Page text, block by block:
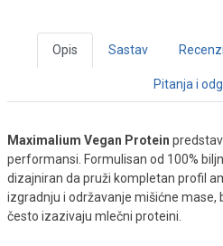
Opis Sastav
Pitanja i
Maximalium Vegan Protein
performansi. Formulisan od 100%
dizajniran da pruži kompletan profil
izgradnju i održavanje mišićne mase,
često izazivaju mlečni proteini.